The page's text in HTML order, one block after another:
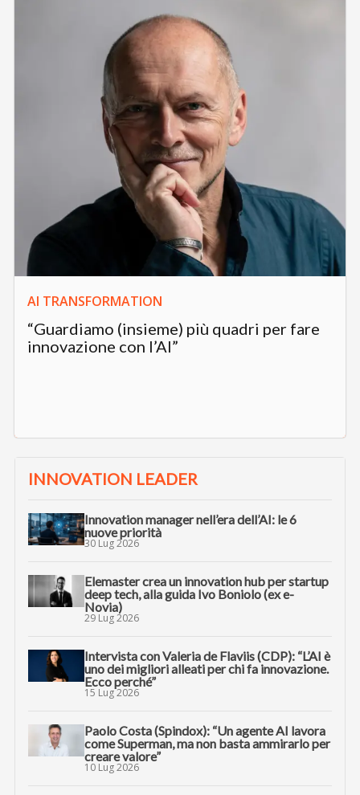
AI TRANSFORMATION
“Guardiamo (insieme) più quadri per fare
innovazione con l’AI”
INNOVATION LEADER
Innovation manager nell’era dell’AI: le 6
nuove priorità
30 Lug 2026
Elemaster crea un innovation hub per startup
deep tech, alla guida Ivo Boniolo (ex e-
Novia)
29 Lug 2026
Intervista con Valeria de Flaviis (CDP): “L’AI è
uno dei migliori alleati per chi fa innovazione.
Ecco perché”
15 Lug 2026
Paolo Costa (Spindox): “Un agente AI lavora
come Superman, ma non basta ammirarlo per
creare valore”
10 Lug 2026